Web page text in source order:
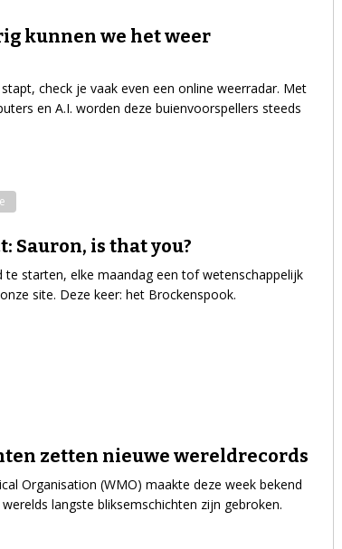
kunnen we het weer
check je vaak even een online weerradar. Met
en A.I. worden deze buienvoorspellers steeds
Sauron, is that you?
te starten, elke maandag een tof wetenschappelijk
site. Deze keer: het Brockenspook.
zetten nieuwe wereldrecords
Organisation (WMO) maakte deze week bekend
langste bliksemschichten zijn gebroken.